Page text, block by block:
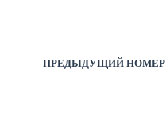
ПРЕДЫДУЩИЙ НОМЕР